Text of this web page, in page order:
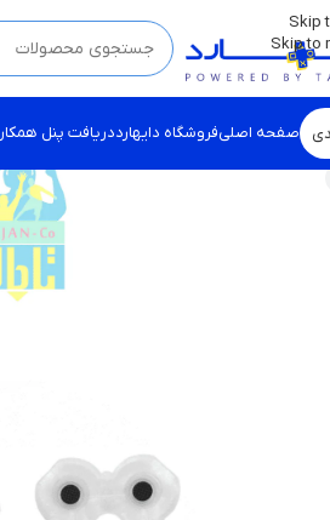
Skip
Skip to
کنسول ها بروز شد . . . اینجا کیک کن !
صفحه اصلیفروشگاه دایهارددریافت پنل همکار